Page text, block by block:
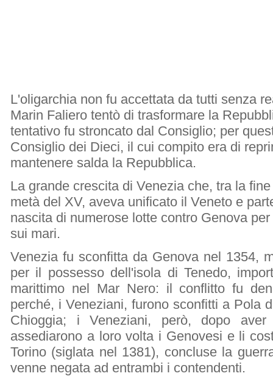
L'oligarchia non fu accettata da tutti senza
Marin Faliero tentò di trasformare la
tentativo fu stroncato dal Consiglio; per
Consiglio dei Dieci, il cui compito era di
mantenere salda la Repubblica.
La grande crescita di Venezia che, tra la
metà del XV, aveva unificato il Veneto e
nascita di numerose lotte contro Genova
sui mari.
Venezia fu sconfitta da Genova nel 1354,
per il possesso dell'isola di Tenedo,
marittimo nel Mar Nero: il conflitto fu
perché, i Veneziani, furono sconfitti a Pola
Chioggia; i Veneziani, però, dopo
assediarono a loro volta i Genovesi e li
Torino (siglata nel 1381), concluse la
venne negata ad entrambi i contendenti.